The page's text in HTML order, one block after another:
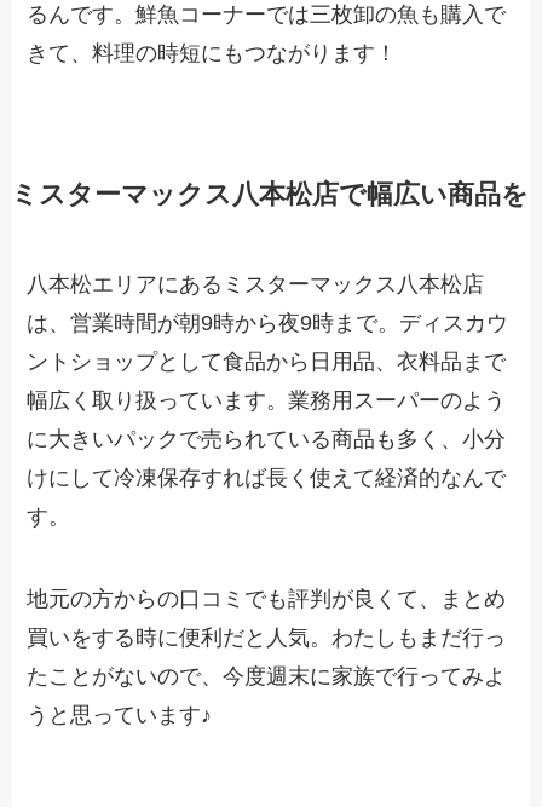
るんです。鮮魚コーナーでは三枚卸の魚も購入で
きて、料理の時短にもつながります！
ミスターマックス八本松店で幅広い商品を
八本松エリアにあるミスターマックス八本松店
は、営業時間が朝9時から夜9時まで。ディスカウ
ントショップとして食品から日用品、衣料品まで
幅広く取り扱っています。業務用スーパーのよう
に大きいパックで売られている商品も多く、小分
けにして冷凍保存すれば長く使えて経済的なんで
す。
地元の方からの口コミでも評判が良くて、まとめ
買いをする時に便利だと人気。わたしもまだ行っ
たことがないので、今度週末に家族で行ってみよ
うと思っています♪